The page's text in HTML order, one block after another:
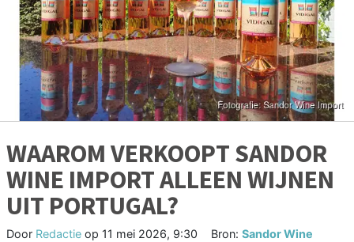
WAAROM VERKOOPT SANDOR
WINE IMPORT ALLEEN WIJNEN
UIT PORTUGAL?
Door Redactie op 11 mei 2026, 9:30
Bron: Sandor Wine